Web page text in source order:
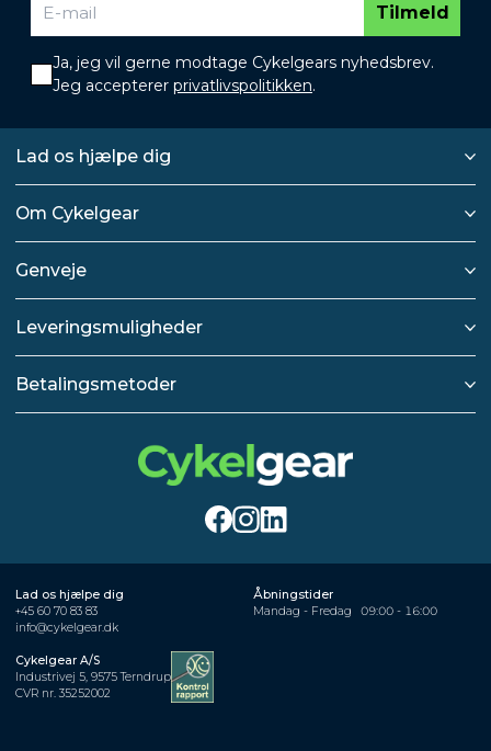
Tilmeld
Ja, jeg vil gerne modtage Cykelgears nyhedsbrev.
Jeg accepterer privatlivspolitikken.
Lad os hjælpe dig
Om Cykelgear
Genveje
Leveringsmuligheder
Betalingsmetoder
Lad os hjælpe dig
+45 60 70 83 83
info@cykelgear.dk
Åbningstider
Mandag - Fredag
09:00 - 16:00
Cykelgear A/S
Industrivej 5, 9575 Terndrup
CVR nr. 35252002